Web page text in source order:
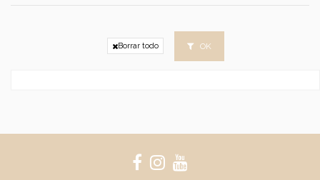
Borrar todo OK